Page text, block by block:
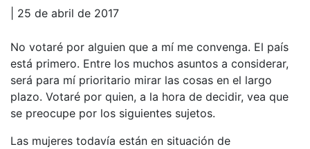
| 25 de abril de 2017
No votaré por alguien que a mí me convenga. El país
está primero. Entre los muchos asuntos a considerar,
será para mí prioritario mirar las cosas en el largo
plazo. Votaré por quien, a la hora de decidir, vea que
se preocupe por los siguientes sujetos.
Las mujeres todavía están en situación de